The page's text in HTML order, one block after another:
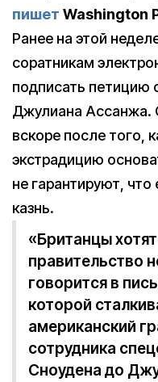
пишет Washington
Ранее на этой
соратникам
подписать петицию
Джулиана Ассанжа.
вскоре после того,
экстрадицию
не гарантируют, что
казнь.
«Британцы
правительство
говорится в
которой
американский
сотрудника
Сноудена до